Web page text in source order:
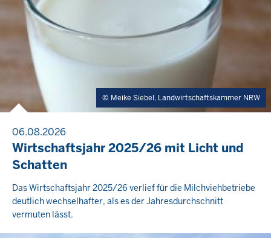
Meike Siebel, Landwirtschaftskammer NRW
06.08.2026
Wirtschaftsjahr 2025/26 mit Licht und
Schatten
Das Wirtschaftsjahr 2025/26 verlief für die Milchviehbetriebe
deutlich wechselhafter, als es der Jahresdurchschnitt
vermuten lässt.